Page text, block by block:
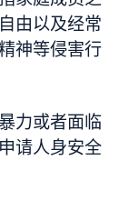
由以及经常
神等侵害行
力或者面临
请人身安全